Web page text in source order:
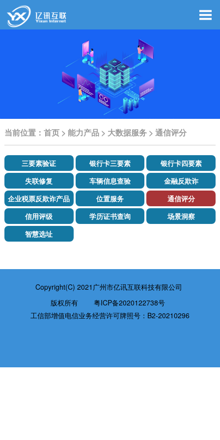
当前位置： 首页> 能力产品> 大数据服务> 通信评分
三要素验证 银行卡三要素
银行卡四要素
失联修复
车辆信息查验
金融反欺诈
企业税票反欺诈产品
位置服务
通信评分
信用评级
学历证书查询
场景洞察
智慧选址
Copyright(C) 2021广州市亿讯互联科技有限公司
版权所有粤ICP备2020122738号
工信部增值电信业务经营许可牌照号：B2-20210296